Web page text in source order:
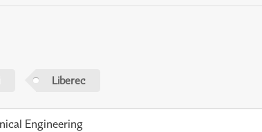
Liberec
Engineering